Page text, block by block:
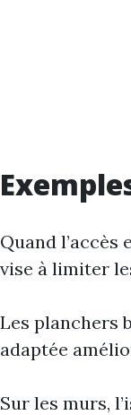
Quand
vise à limiter
Les planchers
adaptée
Sur les murs,